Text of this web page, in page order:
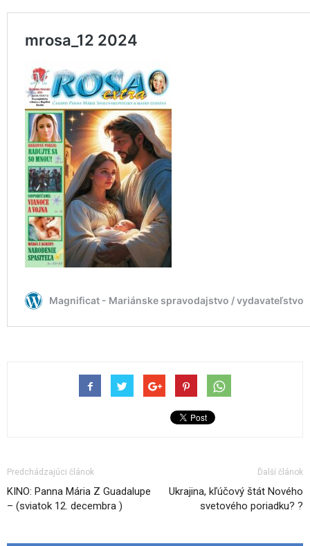
Predchádzajúci článok
KINO: Panna Mária Z Guadalupe
– (sviatok 12. decembra )
Ďalší článok
Ukrajina, kľúčový štát Nového
svetového poriadku? ?